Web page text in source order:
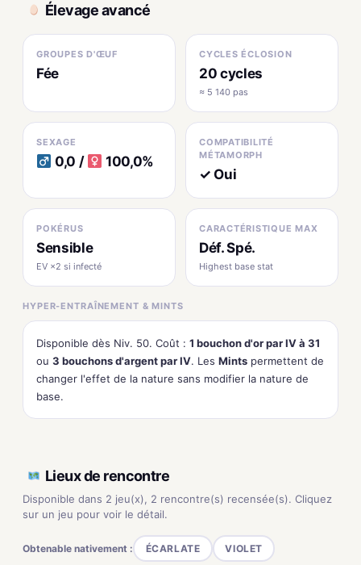
Élevage avancé
GROUPES D'ŒUF
Fée
CYCLES ÉCLOSION
20 cycles
≈ 5 140 pas
SEXAGE
0,0 / 100,0%
COMPATIBILITÉ
MÉTAMORPH
✓ Oui
POKÉRUS
Sensible
EV ×2 si infecté
CARACTÉRISTIQUE MAX
Déf. Spé.
Highest base stat
HYPER-ENTRAÎNEMENT & MINTS
Disponible dès Niv. 50. Coût : 1 bouchon d'or par IV à 31
ou 3 bouchons d'argent par IV. Les Mints permettent de
changer l'effet de la nature sans modifier la nature de
base.
Lieux de rencontre
Disponible dans 2 jeu(x), 2 rencontre(s) recensée(s). Cliquez
sur un jeu pour voir le détail.
Obtenable nativement : ÉCARLATE VIOLET